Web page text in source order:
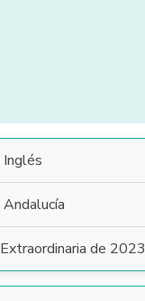
Inglés
Andalucía
Extraordinaria de 2023